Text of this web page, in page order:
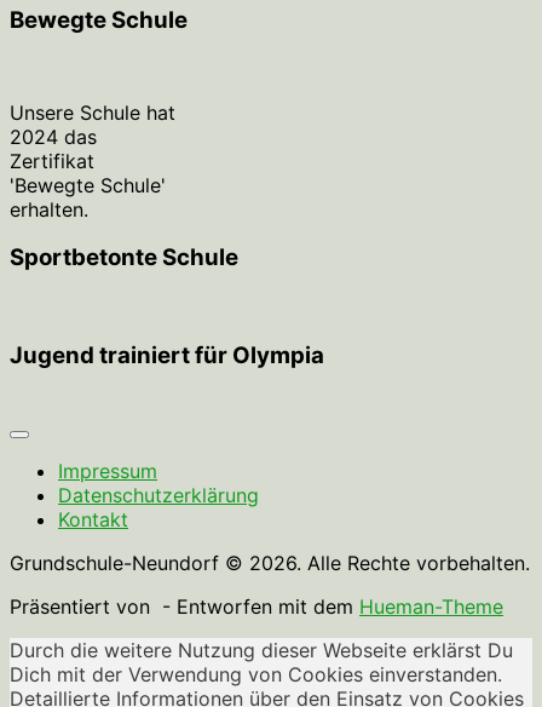
Bewegte Schule
Unsere Schule hat
2024 das
Zertifikat
'Bewegte Schule'
erhalten.
Sportbetonte Schule
Jugend trainiert für Olympia
Impressum
Datenschutzerklärung
Kontakt
Grundschule-Neundorf © 2026. Alle Rechte vorbehalten.
Präsentiert von - Entworfen mit dem Hueman-Theme
Durch die weitere Nutzung dieser Webseite erklärst Du
Dich mit der Verwendung von Cookies einverstanden.
Detaillierte Informationen über den Einsatz von Cookies